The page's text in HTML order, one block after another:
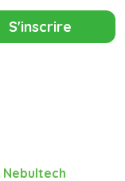
Nebultech